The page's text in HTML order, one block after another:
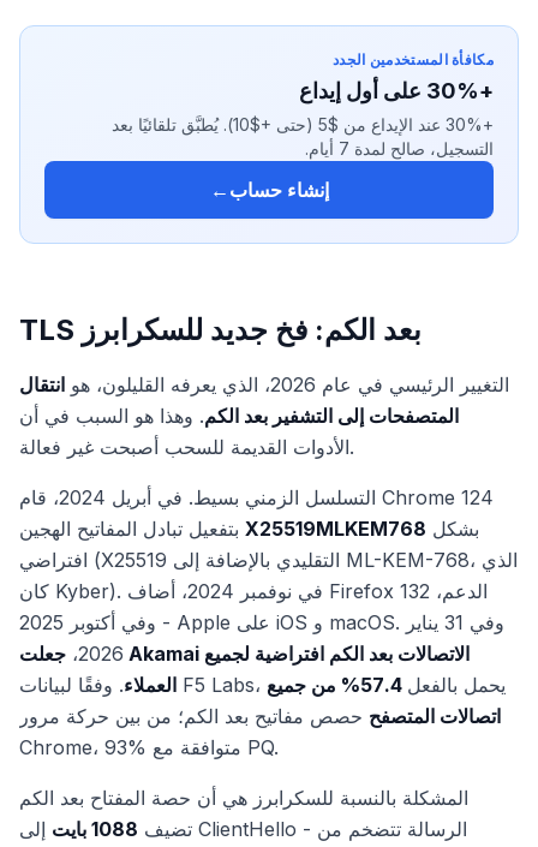
مكافأة المستخدمين الجدد
+30% على أول إيداع
+30% عند الإيداع من $5 (حتى +$10). يُطبَّق تلقائيًا بعد
التسجيل، صالح لمدة 7 أيام.
إنشاء حساب ←
TLS بعد الكم: فخ جديد للسكرابرز
التغيير الرئيسي في عام 2026، الذي يعرفه القليلون، هو
انتقال
المتصفحات إلى التشفير بعد الكم. وهذا هو السبب في أن
الأدوات القديمة للسحب أصبحت غير فعالة.
التسلسل الزمني بسيط. في أبريل 2024، قام Chrome 124
X25519MLKEM768
افتراضي (X25519 التقليدي بالإضافة إلى ML-KEM-768، الذي
كان Kyber). في نوفمبر 2024، أضاف Firefox 132 الدعم،
وفي أكتوبر 2025 - Apple على iOS و macOS. وفي 31 يناير
2026، جعلت Akamai الاتصالات بعد الكم افتراضية لجميع
العملاء
. وفقًا لبيانات F5 Labs، يحمل بالفعل
57.4% من جميع
اتصالات المتصفح حصص مفاتيح بعد الكم؛ من بين حركة مرور
Chrome، 93% متوافقة مع PQ.
المشكلة بالنسبة للسكرابرز هي أن حصة المفتاح بعد الكم
تضيف 1088 بايت
إلى ClientHello - الرسالة تتضخم من